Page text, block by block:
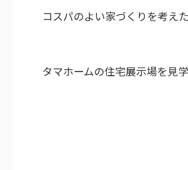
コスパのよい家づくりを考え
タマホームの住宅展示場を見